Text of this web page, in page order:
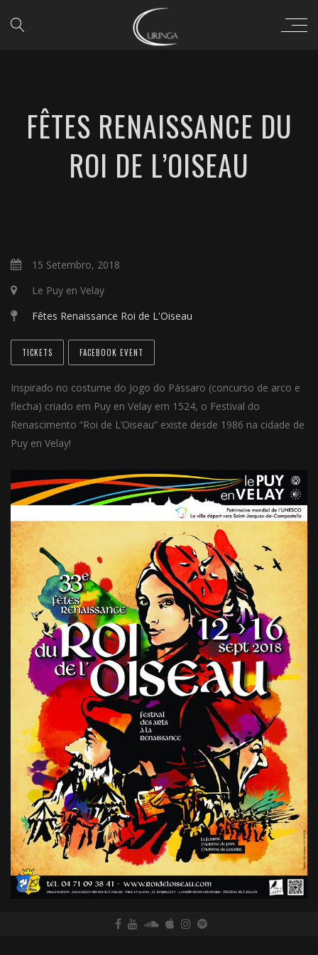
FÊTES RENAISSANCE DU
ROI DE L’OISEAU
15 Setembro, 2018
Le Puy en Velay
Fêtes Renaissance Roi de L'Oiseau
TICKETS FACEBOOK EVENT
Inspirado no costume do Jogo do Pássaro (concurso de arco e
flecha) criado em Puy en Velay em 1524, o Festival do
Renascimento “Roi de L’Oiseau” existe desde 1986 na cidade de
Puy en Velay!